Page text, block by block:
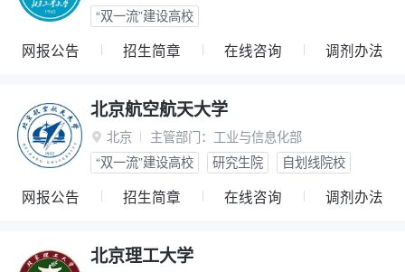
“双一流”建设高校
网报公告 招生简章 在线咨询 调剂办法
北京航空航天大学
 北京 主管部门： 工业与信息化部
“双一流”建设高校
研究生院 自划线院校
网报公告 招生简章 在线咨询 调剂办法
北京理工大学